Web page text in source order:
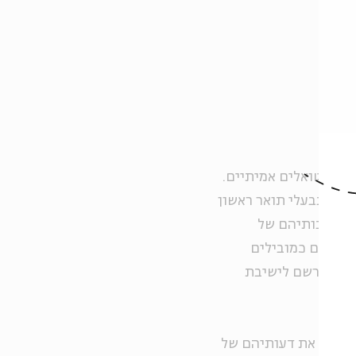
אמיתיים.
בבעלי תואר ראשון
תשובותיהם של
כמובילים
שנרשם לישיבת
את דעותיהם של